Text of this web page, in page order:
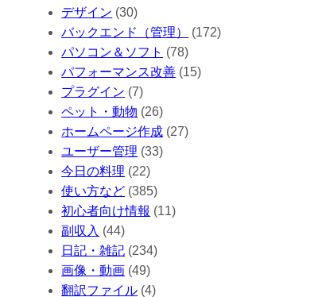
デザイン (30)
バックエンド（管理）
(172)
パソコン＆ソフト (78)
パフォーマンス改善 (15)
プラグイン (7)
ペット・動物 (26)
ホームページ作成 (27)
ユーザー管理 (33)
今日の料理 (22)
使い方など (385)
初心者向け情報 (11)
副収入 (44)
日記・雑記 (234)
画像・動画 (49)
翻訳ファイル (4)